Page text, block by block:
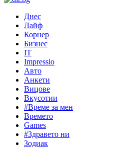
Днес
Лайф
Корнер
Бизнес
IT
Impressio
Авто
Анкети
Вицове
Вкусотии
#Време за мен
Времето
Games
#Здравето ни
Зодиак